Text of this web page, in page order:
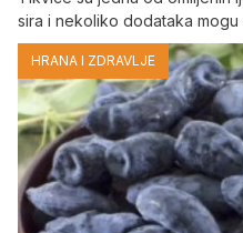
sira i nekoliko dodataka
HRANA I ZDRAVLJE